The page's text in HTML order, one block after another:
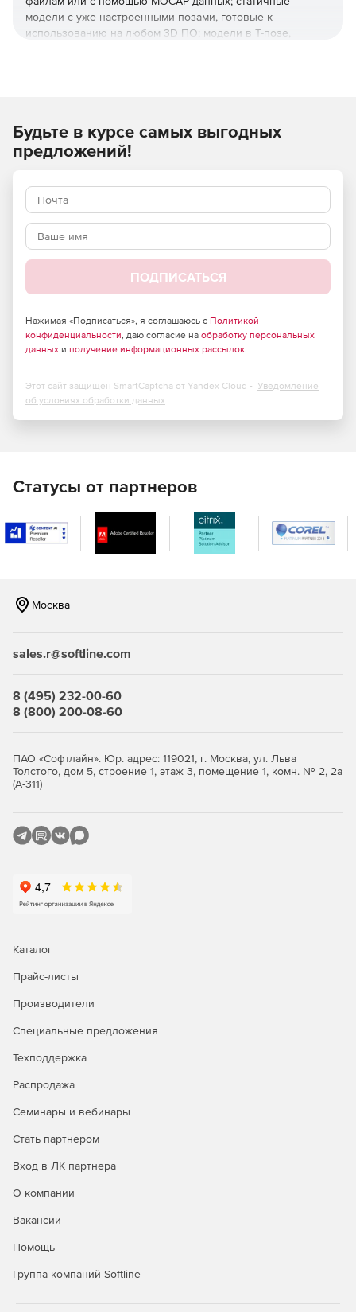
модели с уже настроенными позами, готовые к
использованию на любом 3D ПО; модели в Т-позе,
FBX.
Будьте в курсе самых выгодных
предложений!
ПОДПИСАТЬСЯ
Нажимая «Подписаться», я соглашаюсь с Политикой
конфиденциальности, даю согласие на обработку персональных
данных и получение информационных рассылок.
Этот сайт защищен SmartCaptcha от Yandex Cloud - Уведомление
об условиях обработки данных
Статусы от партнеров
Москва
sales.r@softline.com
8 (495) 232-00-60
8 (800) 200-08-60
ПАО «Софтлайн». Юр. адрес: 119021, г. Москва, ул. Льва
Толстого, дом 5, строение 1, этаж 3, помещение 1, комн. № 2, 2а
(А-311)
Каталог
Прайс-листы
Производители
Специальные предложения
Техподдержка
Распродажа
Семинары и вебинары
Стать партнером
Вход в ЛК партнера
О компании
Вакансии
Помощь
Группа компаний Softline